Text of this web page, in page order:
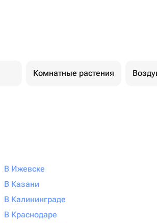
Комнатные растения
В Ижевске
В Казани
В Калининграде
В Краснодаре